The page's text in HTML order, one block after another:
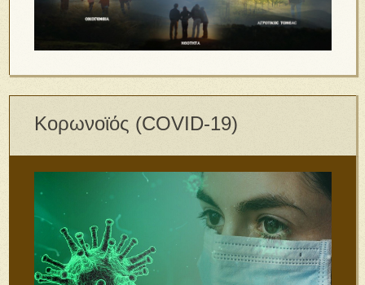
Κορωνοϊός (COVID-19)